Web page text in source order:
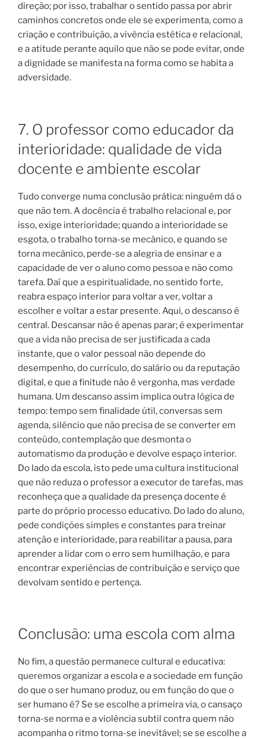
direção; por isso, trabalhar o sentido passa por abrir
caminhos concretos onde ele se experimenta, como a
criação e contribuição, a vivência estética e relacional,
e a atitude perante aquilo que não se pode evitar, onde
a dignidade se manifesta na forma como se habita a
adversidade.
7. O professor como educador da
interioridade: qualidade de vida
docente e ambiente escolar
Tudo converge numa conclusão prática: ninguém dá o
que não tem. A docência é trabalho relacional e, por
isso, exige interioridade; quando a interioridade se
esgota, o trabalho torna-se mecânico, e quando se
torna mecânico, perde-se a alegria de ensinar e a
capacidade de ver o aluno como pessoa e não como
tarefa. Daí que a espiritualidade, no sentido forte,
reabra espaço interior para voltar a ver, voltar a
escolher e voltar a estar presente. Aqui, o descanso é
central. Descansar não é apenas parar; é experimentar
que a vida não precisa de ser justificada a cada
instante, que o valor pessoal não depende do
desempenho, do currículo, do salário ou da reputação
digital, e que a finitude não é vergonha, mas verdade
humana. Um descanso assim implica outra lógica de
tempo: tempo sem finalidade útil, conversas sem
agenda, silêncio que não precisa de se converter em
conteúdo, contemplação que desmonta o
automatismo da produção e devolve espaço interior.
Do lado da escola, isto pede uma cultura institucional
que não reduza o professor a executor de tarefas, mas
reconheça que a qualidade da presença docente é
parte do próprio processo educativo. Do lado do aluno,
pede condições simples e constantes para treinar
atenção e interioridade, para reabilitar a pausa, para
aprender a lidar com o erro sem humilhação, e para
encontrar experiências de contribuição e serviço que
devolvam sentido e pertença.
Conclusão: uma escola com alma
No fim, a questão permanece cultural e educativa:
queremos organizar a escola e a sociedade em função
do que o ser humano produz, ou em função do que o
ser humano é? Se se escolhe a primeira via, o cansaço
torna-se norma e a violência subtil contra quem não
acompanha o ritmo torna-se inevitável; se se escolhe a